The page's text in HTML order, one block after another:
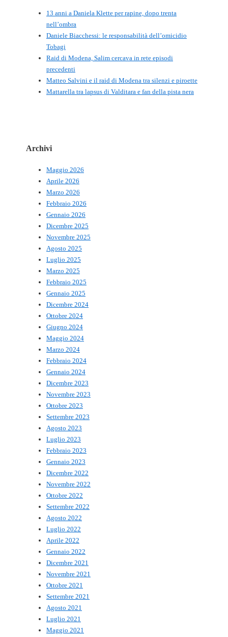
13 anni a Daniela Klette per rapine, dopo trenta
nell’ombra
Daniele Biacchessi: le responsabilità dell’omicidio
Tobagi
Raid di Modena, Salim cercava in rete episodi
precedenti
Matteo Salvini e il raid di Modena tra silenzi e piroette
Mattarella tra lapsus di Valditara e fan della pista nera
Archivi
Maggio 2026
Aprile 2026
Marzo 2026
Febbraio 2026
Gennaio 2026
Dicembre 2025
Novembre 2025
Agosto 2025
Luglio 2025
Marzo 2025
Febbraio 2025
Gennaio 2025
Dicembre 2024
Ottobre 2024
Giugno 2024
Maggio 2024
Marzo 2024
Febbraio 2024
Gennaio 2024
Dicembre 2023
Novembre 2023
Ottobre 2023
Settembre 2023
Agosto 2023
Luglio 2023
Febbraio 2023
Gennaio 2023
Dicembre 2022
Novembre 2022
Ottobre 2022
Settembre 2022
Agosto 2022
Luglio 2022
Aprile 2022
Gennaio 2022
Dicembre 2021
Novembre 2021
Ottobre 2021
Settembre 2021
Agosto 2021
Luglio 2021
Maggio 2021